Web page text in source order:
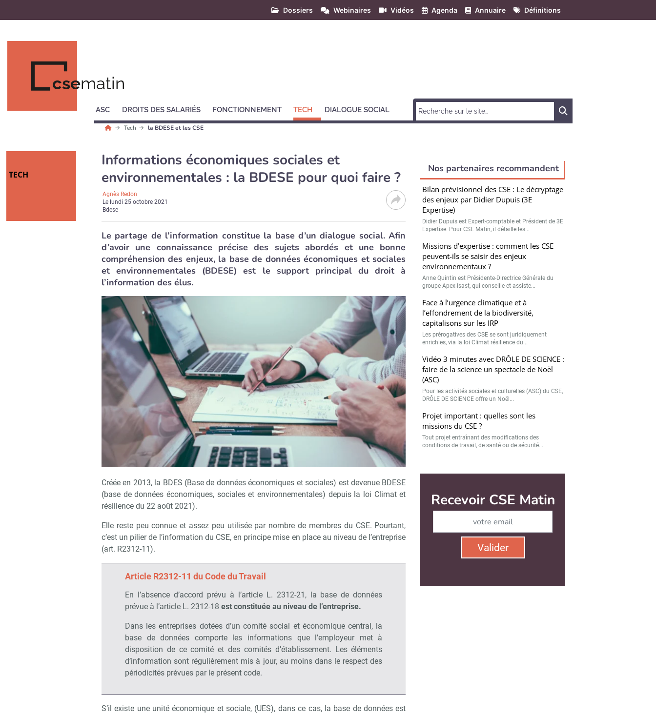
Dossiers Webinaires Vidéos Agenda Annuaire Définitions
csematin
ASC DROITS DES SALARIÉS FONCTIONNEMENT TECH DIALOGUE SOCIAL
Tech la BDESE et les CSE
TECH
Informations économiques sociales et
environnementales : la BDESE pour quoi faire ?
Agnès Redon
Le lundi 25 octobre 2021
Bdese
Le partage de l’information constitue la base d’un dialogue social. Afin
d’avoir une connaissance précise des sujets abordés et une bonne
compréhension des enjeux, la base de données économiques et sociales
et environnementales (BDESE) est le support principal du droit à
l’information des élus.
Créée en 2013, la BDES (Base de données économiques et sociales) est devenue BDESE
(base de données économiques, sociales et environnementales) depuis la loi Climat et
résilience du 22 août 2021).
Elle reste peu connue et assez peu utilisée par nombre de membres du CSE. Pourtant,
c’est un pilier de l’information du CSE, en principe mise en place au niveau de l’entreprise
(art. R2312-11).
Article R2312-11 du Code du Travail
En l’absence d’accord prévu à l’article L. 2312-21, la base de données
prévue à l’article L. 2312-18 est constituée au niveau de l’entreprise.
Dans les entreprises dotées d’un comité social et économique central, la
base de données comporte les informations que l’employeur met à
disposition de ce comité et des comités d’établissement. Les éléments
d’information sont régulièrement mis à jour, au moins dans le respect des
périodicités prévues par le présent code.
S’il existe une unité économique et sociale, (UES), dans ce cas, la base de données est
Nos partenaires recommandent
Bilan prévisionnel des CSE : Le décryptage
des enjeux par Didier Dupuis (3E
Expertise)
Didier Dupuis est Expert-comptable et Président de 3E
Expertise. Pour CSE Matin, il détaille les...
Missions d’expertise : comment les CSE
peuvent-ils se saisir des enjeux
environnementaux ?
Anne Quintin est Présidente-Directrice Générale du
groupe Apex-Isast, qui conseille et assiste...
Face à l’urgence climatique et à
l’effondrement de la biodiversité,
capitalisons sur les IRP
Les prérogatives des CSE se sont juridiquement
enrichies, via la loi Climat résilience du...
Vidéo 3 minutes avec DRÔLE DE SCIENCE :
faire de la science un spectacle de Noël
(ASC)
Pour les activités sociales et culturelles (ASC) du CSE,
DRÔLE DE SCIENCE offre un Noël...
Projet important : quelles sont les
missions du CSE ?
Tout projet entraînant des modifications des
conditions de travail, de santé ou de sécurité...